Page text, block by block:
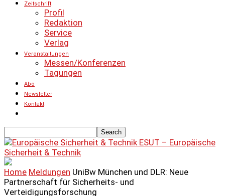
Zeitschrift
Profil
Redaktion
Service
Verlag
Veranstaltungen
Messen/Konferenzen
Tagungen
Abo
Newsletter
Kontakt
ESUT – Europäische
Sicherheit & Technik
Home Meldungen UniBw München und DLR: Neue
Partnerschaft für Sicherheits- und
Verteidigungsforschung